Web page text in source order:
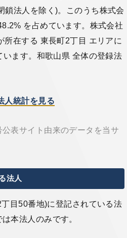
鎖法人を除く)。このうち株式会
を占めています。株式会社
所在する 東長町2丁目 エリアに
ます。和歌山県 全体の登録法
人統計を見る
表サイト由来のデータを当サ
法人
目50番地)に登記されている法
本法人のみです。